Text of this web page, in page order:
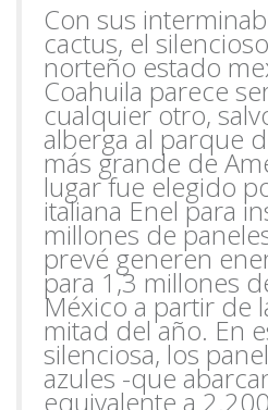
Con sus
cactus, el
norteño estado
Coahuila parece
cualquier otro,
alberga al parque
más grande de
lugar fue elegido
italiana Enel para
millones de
prevé generen
para 1,3 millones
México a partir de
mitad del año. En
silenciosa, los
azules -que
equivalente a